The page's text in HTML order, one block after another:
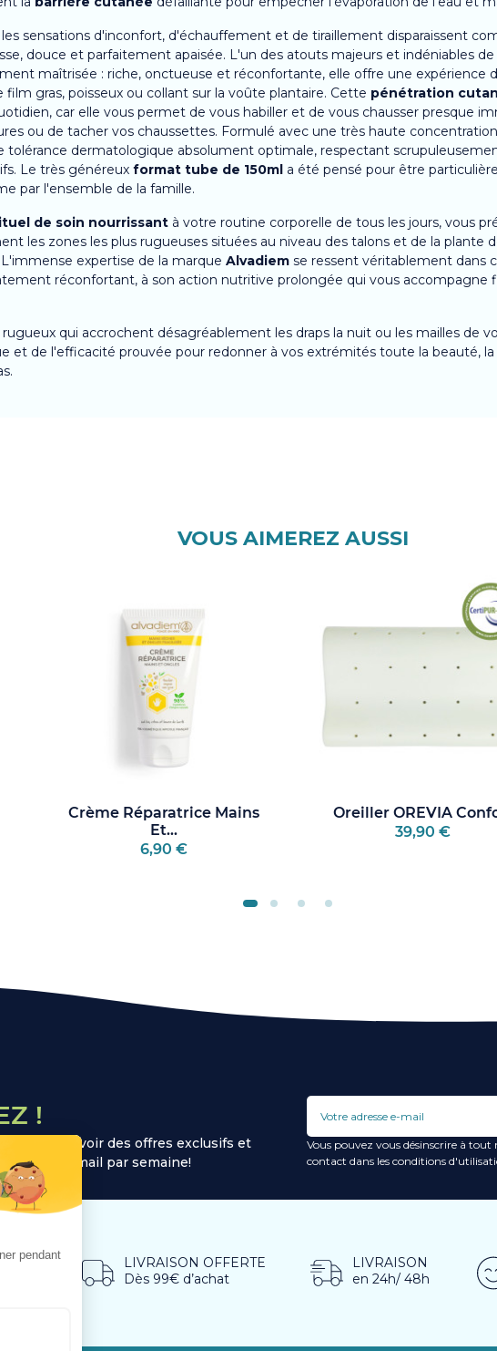
sensations d'inconfort, d'échauffement et de tiraillement disparaissent
douce et parfaitement apaisée. L'un des atouts majeurs et indéniables de
maîtrisée : riche, onctueuse et réconfortante, elle offre une expérience
gras, poisseux ou collant sur la voûte plantaire. Cette pénétration
car elle vous permet de vous habiller et de vous chausser presque
ou de tacher vos chaussettes. Formulé avec une très haute
tolérance dermatologique absolument optimale, respectant
Le très généreux format tube de 150ml a été pensé pour être
par l'ensemble de la famille.
de soin nourrissant à votre routine corporelle de tous les jours, vous
les zones les plus rugueuses situées au niveau des talons et de la
expertise de la marque Alvadiem se ressent véritablement dans
réconfortant, à son action nutritive prolongée qui vous
qui accrochent désagréablement les draps la nuit ou les mailles de
et de l'efficacité prouvée pour redonner à vos extrémités toute la beauté,
VOUS AIMEREZ AUSSI
Crème Réparatrice Mains
Et...
6,90 €
Oreiller OREVIA
39,90 €
!
de recevoir des offres exclusifs et
d'un email par semaine!
Vous pouvez vous désinscrire à
contact dans les conditions
LIVRAISON OFFERTE
Dès 99€ d’achat
LIVRAISON
en 24h/ 48h